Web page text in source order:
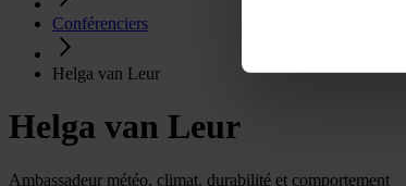
Conférenciers
Helga van Leur
Helga van Leur
Ambassadeur météo, climat, durabilité et comportement